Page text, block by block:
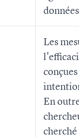
Les
conçues
En
cherché